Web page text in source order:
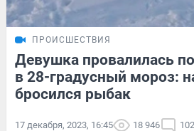
ПРОИСШЕСТВИЯ
Девушка провалилась
в 28-градусный мороз:
бросился рыбак
17 декабря, 2023, 16:45 18 946 102